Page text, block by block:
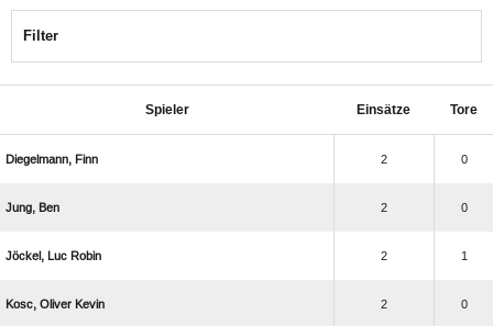
Filter
Spieler Einsätze Tore
  2 0
  2 0
   2 1
   2 0